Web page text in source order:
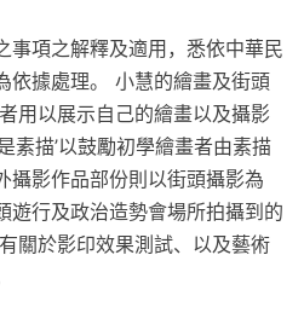
事項之解釋及適用，悉依中華民
依據處理。 小慧的繪畫及街頭
用以展示自己的繪畫以及攝影
素描’以鼓勵初學繪畫者由素描
攝影作品部份則以街頭攝影為
遊行及政治造勢會場所拍攝到的
關於影印效果測試、以及藝術